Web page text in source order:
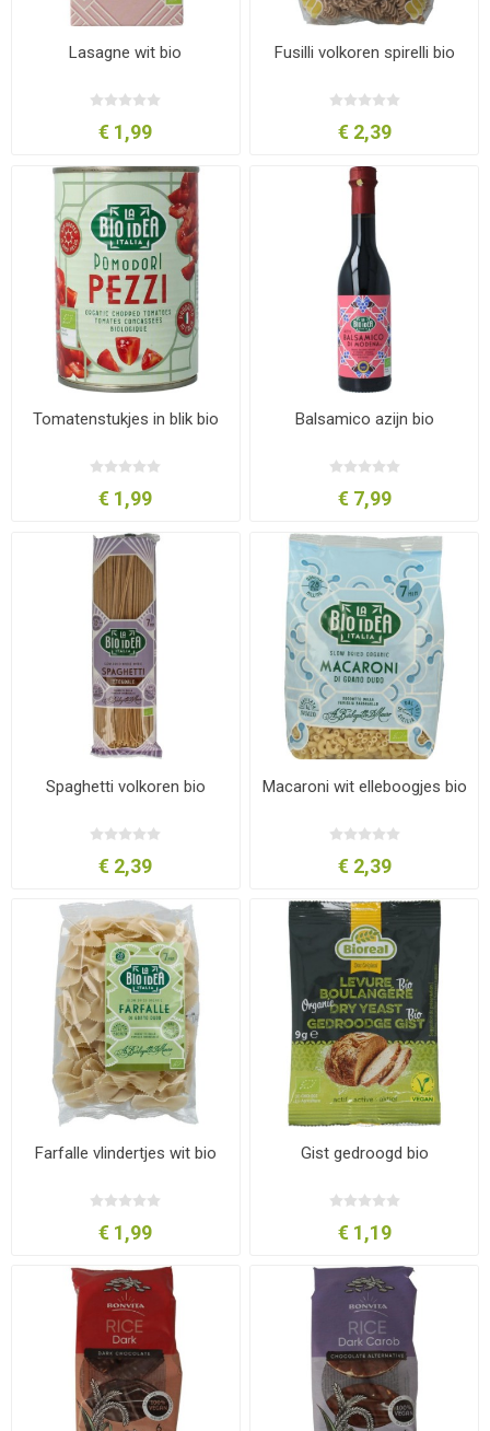
Lasagne wit bio
€ 1,99
Fusilli volkoren spirelli bio
€ 2,39
Tomatenstukjes in blik bio
€ 1,99
Balsamico azijn bio
€ 7,99
Spaghetti volkoren bio
€ 2,39
Macaroni wit elleboogjes bio
€ 2,39
Farfalle vlindertjes wit bio
€ 1,99
Gist gedroogd bio
€ 1,19